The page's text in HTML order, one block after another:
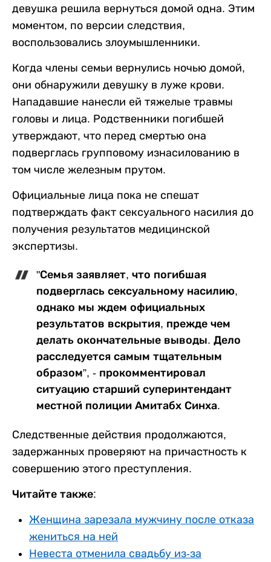
девушка решила вернуться домой одна. Этим
моментом, по версии следствия,
воспользовались злоумышленники.
Когда члены семьи вернулись ночью домой,
они обнаружили девушку в луже крови.
Нападавшие нанесли ей тяжелые травмы
головы и лица. Родственники погибшей
утверждают, что перед смертью она
подверглась групповому изнасилованию в
том числе железным прутом.
Официальные лица пока не спешат
подтверждать факт сексуального насилия до
получения результатов медицинской
экспертизы.
"Семья заявляет, что погибшая
подверглась сексуальному насилию,
однако мы ждем официальных
результатов вскрытия, прежде чем
делать окончательные выводы. Дело
расследуется самым тщательным
образом”, - прокомментировал
ситуацию старший суперинтендант
местной полиции Амитабх Синха.
Следственные действия продолжаются,
задержанных проверяют на причастность к
совершению этого преступления.
Читайте также:
Женщина зарезала мужчину после отказа
жениться на ней
Невеста отменила свадьбу из-за